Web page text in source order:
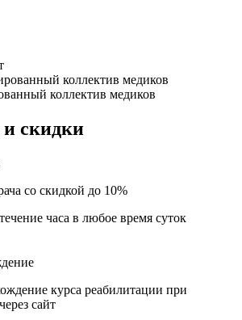
коллектив медиков
скидки
со скидкой до 10%
часа в любое время суток
курса реабилитации при
сайт